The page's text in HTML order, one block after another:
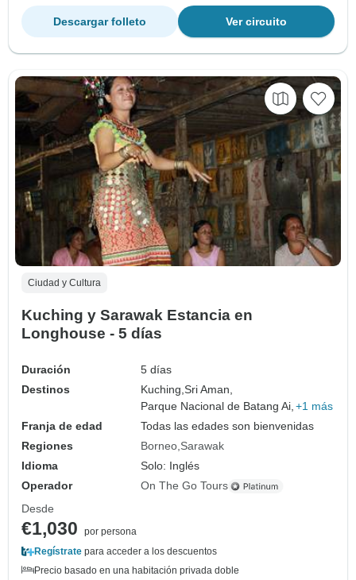
Ver circuito
Descargar folleto
Ciudad y Cultura
Kuching y Sarawak Estancia en
Longhouse - 5 días
Duración
5 días
Destinos
Kuching,Sri Aman,
Parque Nacional de Batang Ai, +1 más
Franja de edad
Todas las edades son bienvenidas
Regiones
Borneo Sarawak
Idioma
Solo: Inglés
Operador
On The Go Tours
Desde
€1,030
por persona
Regístrate para acceder a los descuentos
Precio basado en una habitación privada doble